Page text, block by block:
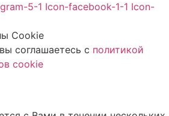
5-1 Icon-facebook-1-1 Icon-
Cookie
соглашаетесь c политикой
cookie